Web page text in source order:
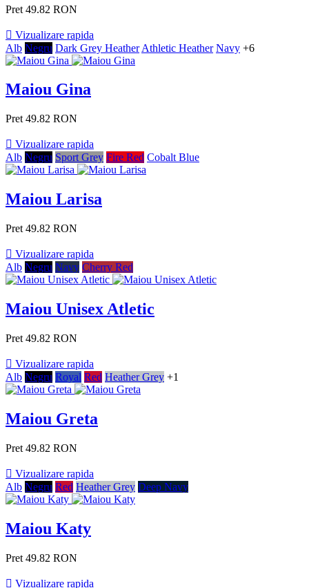
Pret 49.82 RON
 Vizualizare rapida
Alb Negru Dark Grey Heather Athletic Heather Navy +6
Maiou Gina
Pret 49.82 RON
 Vizualizare rapida
Alb Negru Sport Grey Fire Red Cobalt Blue
Maiou Larisa
Pret 49.82 RON
 Vizualizare rapida
Alb Negru Navy Cherry Red
Maiou Unisex Atletic
Pret 49.82 RON
 Vizualizare rapida
Alb Negru Royal Red Heather Grey +1
Maiou Greta
Pret 49.82 RON
 Vizualizare rapida
Alb Negru Red Heather Grey Deep Navy
Maiou Katy
Pret 49.82 RON
 Vizualizare rapida